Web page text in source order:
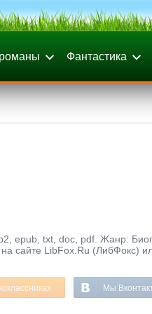
Фантастика
epub, txt, doc, pdf. Жанр:
на сайте LibFox.Ru (ЛибФокс)
Мы